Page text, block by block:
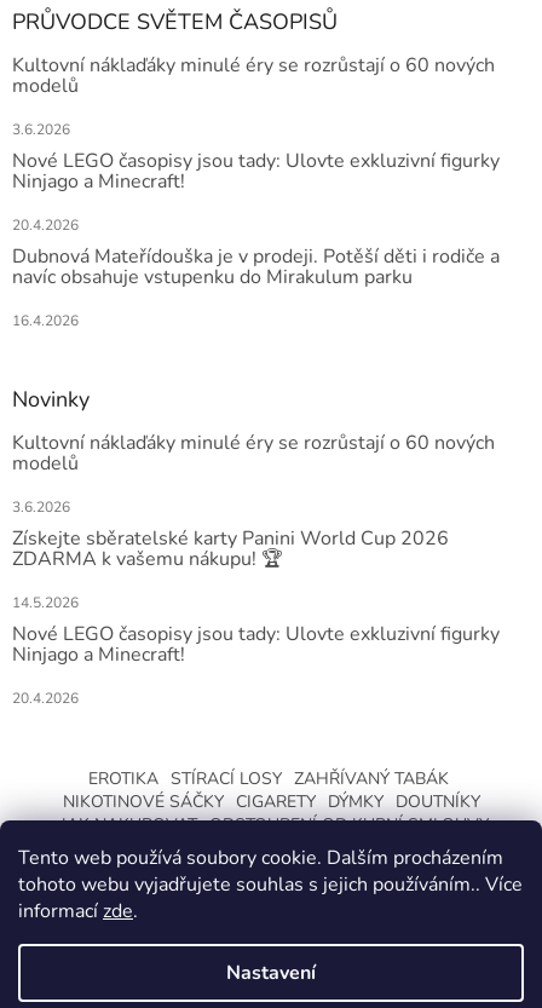
Tento web používá soubory cookie. Dalším procházením
tohoto webu vyjadřujete souhlas s jejich používáním.. Více
informacízde.
Nastavení
PRŮVODCE SVĚTEM ČASOPISŮ
Kultovní náklaďáky minulé éry se rozrůstají o 60 nových
modelů
3.6.2026
Nové LEGO časopisy jsou tady: Ulovte exkluzivní figurky
Ninjago a Minecraft!
20.4.2026
Dubnová Mateřídouška je v prodeji. Potěší děti i rodiče a
navíc obsahuje vstupenku do Mirakulum parku
16.4.2026
Novinky
Kultovní náklaďáky minulé éry se rozrůstají o 60 nových
modelů
3.6.2026
Získejte sběratelské karty Panini World Cup 2026
ZDARMA k vašemu nákupu! 🏆
14.5.2026
Nové LEGO časopisy jsou tady: Ulovte exkluzivní figurky
Ninjago a Minecraft!
20.4.2026
EROTIKA STÍRACÍ LOSY ZAHŘÍVANÝ TABÁK
NIKOTINOVÉ SÁČKY CIGARETY DÝMKY
DOUTNÍKY
JAK NAKUPOVAT ODSTOUPENÍ OD KUPNÍ SMLOUVY
Vytvořil Shoptet